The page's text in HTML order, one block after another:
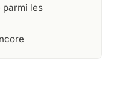
parmi les